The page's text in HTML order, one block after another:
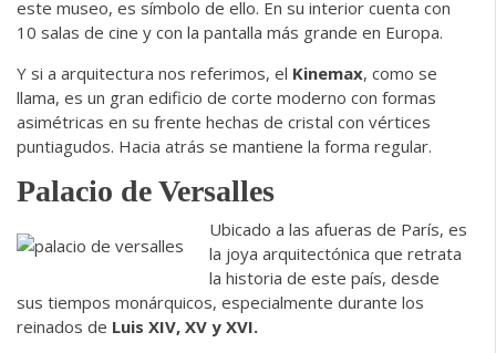
este museo, es símbolo de ello. En su interior cuenta con
10 salas de cine y con la pantalla más grande en Europa.
Y si a arquitectura nos referimos, el Kinemax, como se
llama, es un gran edificio de corte moderno con formas
asimétricas en su frente hechas de cristal con vértices
puntiagudos. Hacia atrás se mantiene la forma regular.
Palacio de Versalles
Ubicado a las afueras de París, es
la joya arquitectónica que retrata
la historia de este país, desde
sus tiempos monárquicos, especialmente durante los
reinados de Luis XIV, XV y XVI.